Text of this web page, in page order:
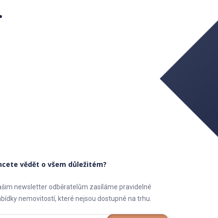
vědět o všem důležitém?
newsletter odběratelům zasíláme pravidelné
nemovitostí, které nejsou dostupné na trhu.